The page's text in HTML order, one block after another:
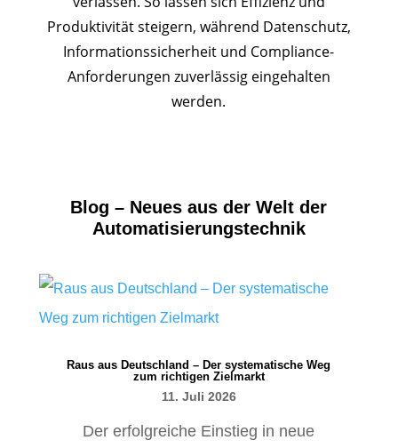
Produktivität steigern, während Datenschutz,
Informationssicherheit und Compliance-
Anforderungen zuverlässig eingehalten
werden.
Blog – Neues aus der Welt der
Automatisierungstechnik
Raus aus Deutschland – Der systematische Weg
zum richtigen Zielmarkt
11. Juli 2026
Der erfolgreiche Einstieg in neue